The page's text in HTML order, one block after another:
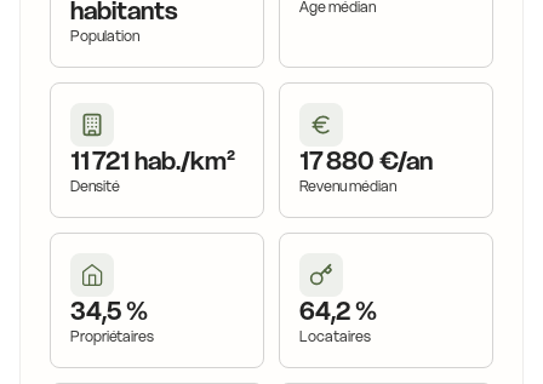
habitants
Population
Âge médian
11 721 hab./km²
Densité
17 880 €/an
Revenu médian
34,5 %
Propriétaires
64,2 %
Locataires